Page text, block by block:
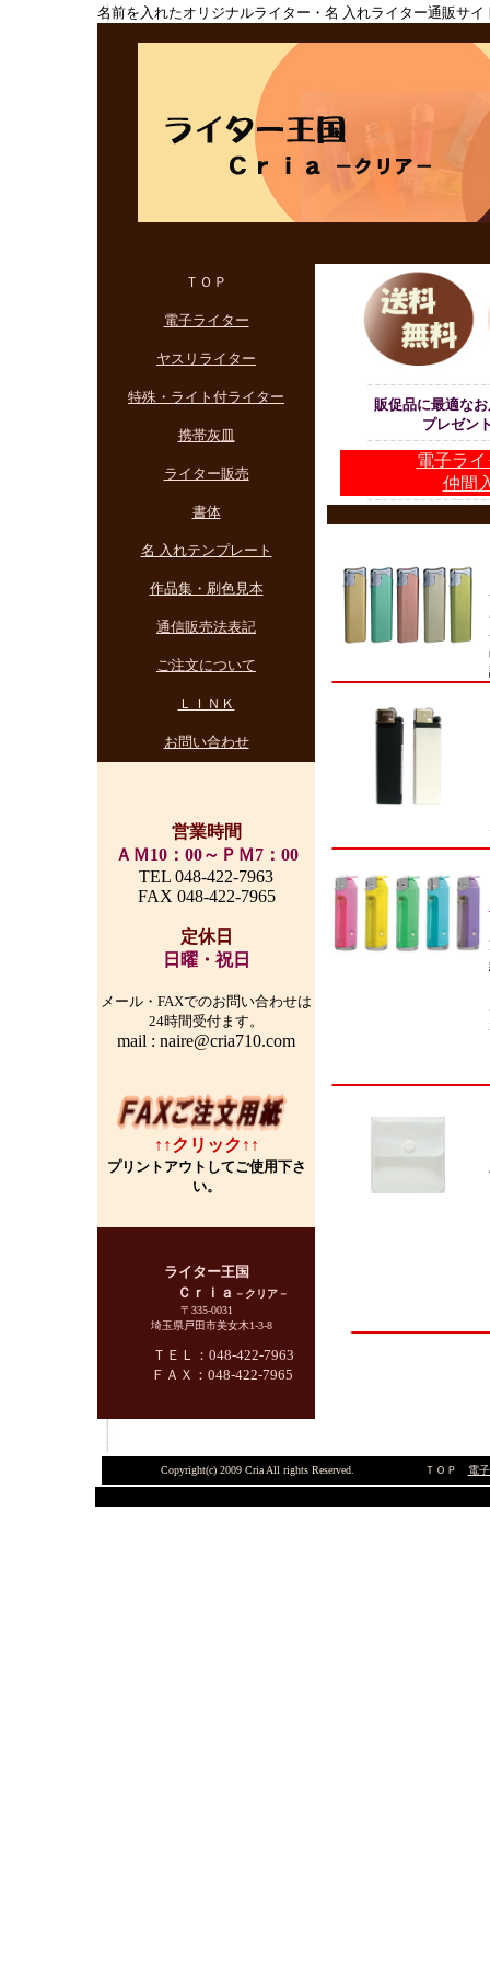
名前を入れたオリジナルライター・名 入れライター通販サ
ＴＯＰ
電子ライター
ヤスリライター
特殊・ライト付ライター
携帯灰皿
ライター販売
書体
名 入れテンプレート
作品集・刷色見本
通信販売法表記
ご注文について
ＬＩＮＫ
お問い合わせ
営業時間
ＡＭ10：00～ＰＭ7：00
TEL 048-422-7963
FAX 048-422-7965
定休日
日曜・祝日
メール・FAXでのお問い合わせは
24時間受付ます。
mail : naire@cria710.com
↑↑クリック↑↑
プリントアウトしてご使用下さ
い。
ライター王国
Ｃｒｉａ －クリア－
〒335-0031
埼玉県戸田市美女木1-3-8
ＴＥＬ：048-422-7963
ＦＡＸ：048-422-7965
販促品に最適な
プレゼン
電子ラ
仲間
Copyright(c) 2009 Cria All rights Reserved. ＴＯＰ 電